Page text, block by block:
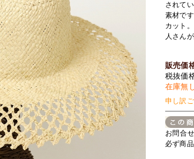
されて
素材で
カット
人さん
販売価
税抜価
在庫無
申し訳
お問合
必ず商